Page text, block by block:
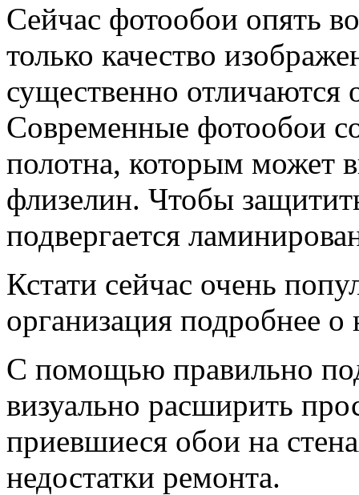
Сейчас фотообои опять
только качество
существенно отличаются
Современные фотообои
полотна, которым может
флизелин. Чтобы
подвергается
Кстати сейчас очень
организация подробнее
С помощью правильно
визуально расширить
приевшиеся обои на
недостатки ремонта.